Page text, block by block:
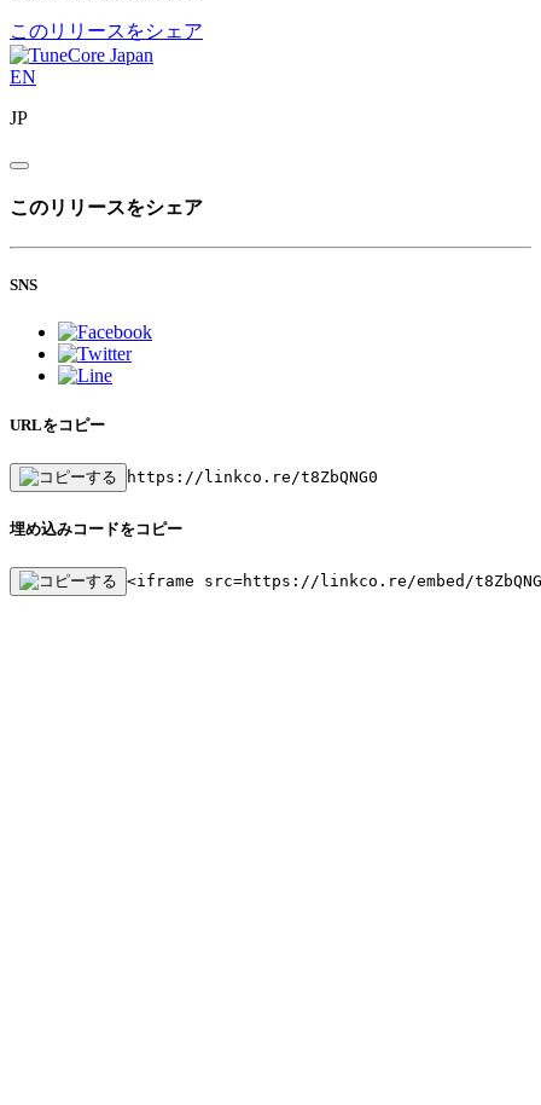
このリリースをシェア
EN
JP
このリリースをシェア
SNS
URLをコピー
https://linkco.re/t8ZbQNG0
埋め込みコードをコピー
<iframe src=https://linkco.re/embed/